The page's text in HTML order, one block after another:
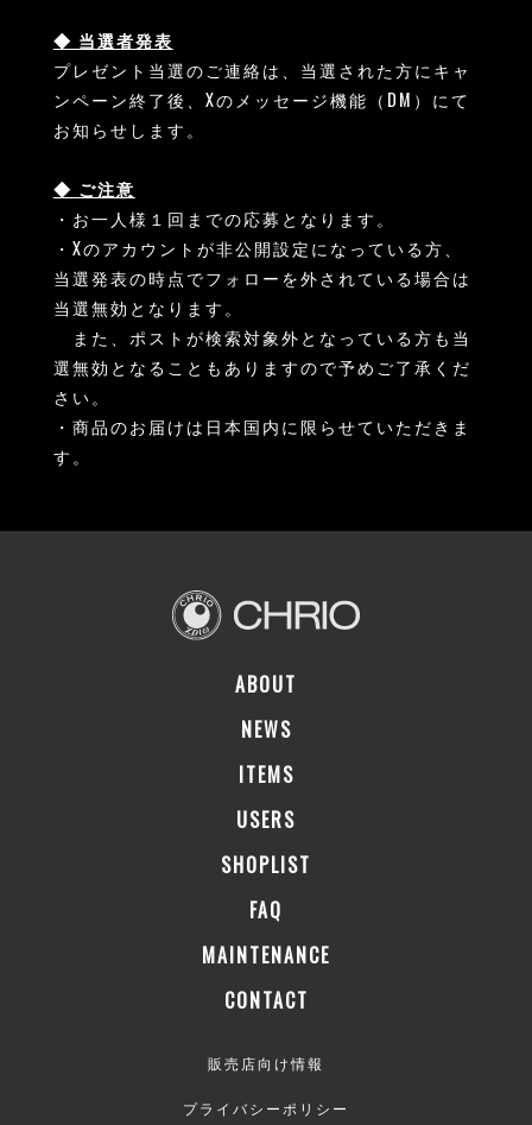
◆ 当選者発表
プレゼント当選のご連絡は、当選された方にキャ
ンペーン終了後、Xのメッセージ機能（DM）にて
お知らせします。
◆ ご注意
・お一人様１回までの応募となります。
・Xのアカウントが非公開設定になっている方、
当選発表の時点でフォローを外されている場合は
当選無効となります。
また、ポストが検索対象外となっている方も当
選無効となることもありますので予めご了承くだ
さい。
・商品のお届けは日本国内に限らせていただきま
す。
ABOUT
NEWS
ITEMS
USERS
SHOPLIST
FAQ
MAINTENANCE
CONTACT
販売店向け情報
プライバシーポリシー